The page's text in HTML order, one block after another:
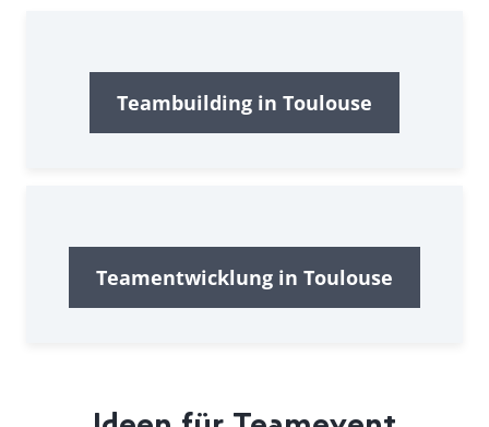
Teambuilding in Toulouse
Teamentwicklung in Toulouse